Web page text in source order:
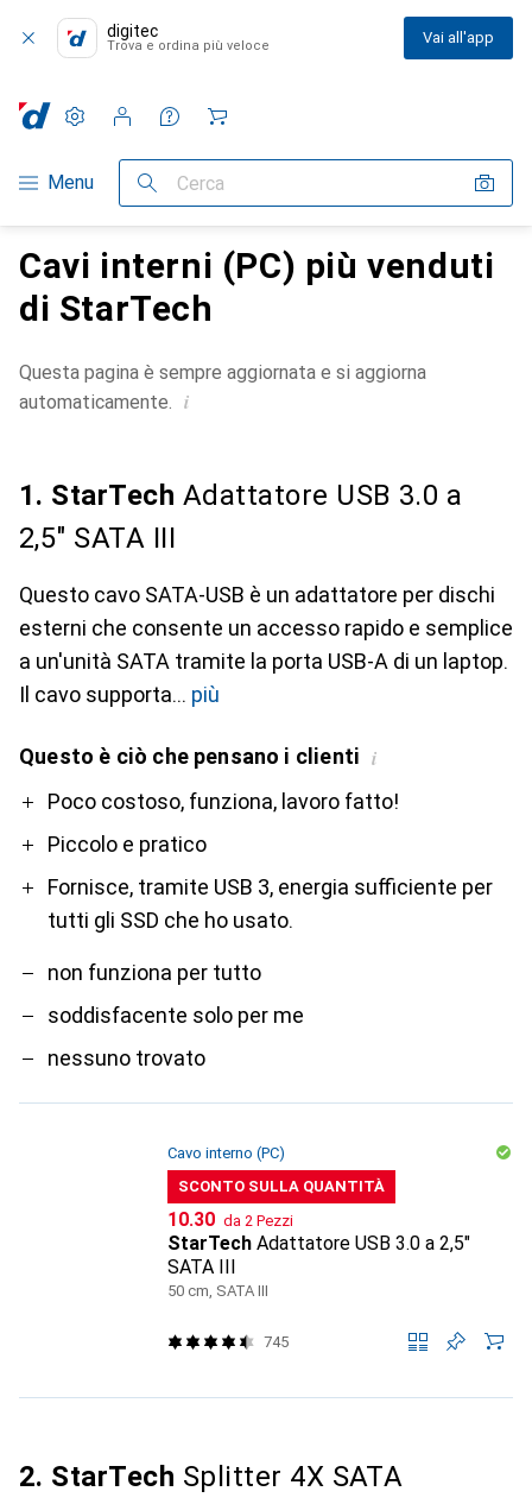
digitec
Trova e ordina più veloce Vai all'app
Categoria Navigazione
Menu Cerca
Impostazioni
Conto cliente
Liste di confronto
Liste dei desideri
Carrello
Cavi interni (PC) più venduti
di StarTech
Questa pagina è sempre aggiornata e si aggiorna
automaticamente. i
1. StarTech Adattatore USB 3.0 a
2,5" SATA III
Questo cavo SATA-USB è un adattatore per dischi
esterni che consente un accesso rapido e semplice
a un'unità SATA tramite la porta USB-A di un laptop.
Il cavo supporta
più
Questo è ciò che pensano i clienti i
ProPoco costoso, funziona, lavoro fatto!
Piccolo e pratico
Fornisce, tramite USB 3, energia sufficiente per
tutti gli SSD che ho usato.
Contro
non funziona per tutto
soddisfacente solo per me
nessuno trovato
Cavo interno (PC)
SCONTO SULLA QUANTITÀ
CHF
10.30 da 2 Pezzi
StarTech Adattatore USB 3.0 a 2,5"
SATA III
50 cm, SATA III
745
2. StarTech Splitter 4X SATA